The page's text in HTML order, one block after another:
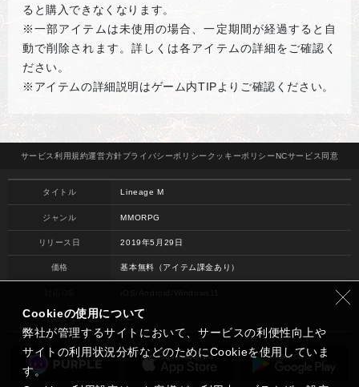
ると購入できなくなります。
※一部アイテムは未使用の場合、一定期間が経過すると自
動で削除されます。詳しくは各アイテムの詳細をご確認く
ださい。
※アイテムの詳細説明はゲーム内TIPよりご確認ください。
サービス 利用規約運営方針プライバシーポリシー クッキーポリシーNCサービス 同意
タイトル Lineage M
ジャンル MMORPG
リリース日 2019年5月29日
価格 基本無料（アイテム課金あり）
開発 NC
Cookieの使用について
弊社が管理するサイトにおいて、サービスの利便性向上や
サイトの利用状況分析などのためにCookieを使用していま
す。